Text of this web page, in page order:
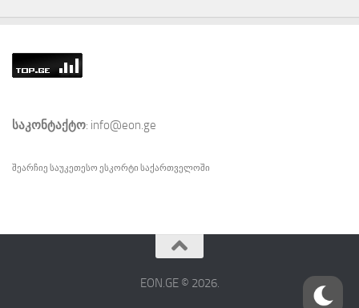
საკონტაქტო: info@eon.ge
შეარჩიე საუკეთესო ესკორტი საქართველოში
EON.GE © 2026.